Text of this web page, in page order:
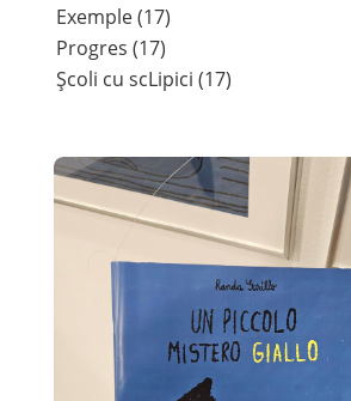
Exemple (17)
Progres (17)
Școli cu scLipici (17)